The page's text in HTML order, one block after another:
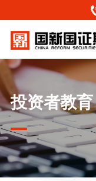
投资者教育